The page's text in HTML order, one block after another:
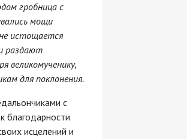
гробница с
мощи
истощается
раздают
великомученику,
для поклонения.
с
благодарности
исцелений и